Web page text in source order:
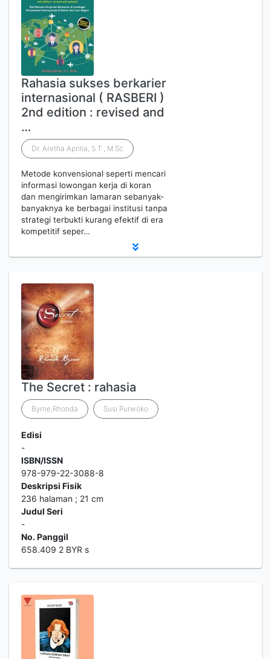
Rahasia sukses berkarier
internasional ( RASBERI )
2nd edition : revised and
…
Dr. Aretha Aprilia, S.T., M.Sc
Metode konvensional seperti mencari
informasi lowongan kerja di koran
dan mengirimkan lamaran sebanyak-
banyaknya ke berbagai institusi tanpa
strategi terbukti kurang efektif di era
kompetitif seper…
The Secret : rahasia
Byrne,Rhonda Susi Purwoko
Edisi
-
ISBN/ISSN
978-979-22-3088-8
Deskripsi Fisik
236 halaman ; 21 cm
Judul Seri
-
No. Panggil
658.409 2 BYR s